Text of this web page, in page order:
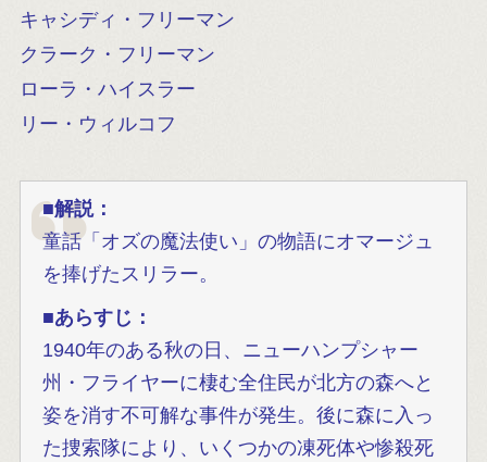
キャシディ・フリーマン
クラーク・フリーマン
ローラ・ハイスラー
リー・ウィルコフ
■解説：
童話「オズの魔法使い」の物語にオマージュ
を捧げたスリラー。
■あらすじ：
1940年のある秋の日、ニューハンプシャー
州・フライヤーに棲む全住民が北方の森へと
姿を消す不可解な事件が発生。後に森に入っ
た捜索隊により、いくつかの凍死体や惨殺死